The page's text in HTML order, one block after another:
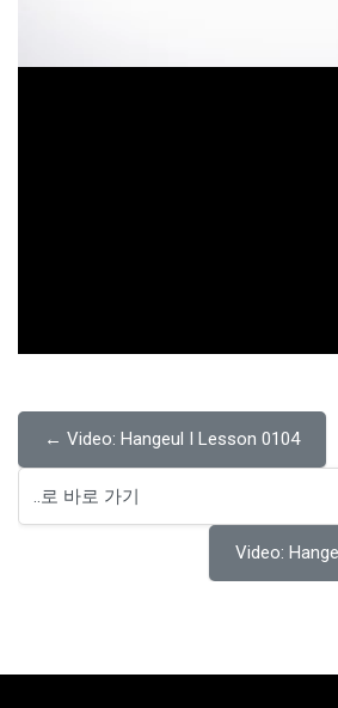
← Video: Hangeul I Lesson 0104
..로 바로 가기
Video: